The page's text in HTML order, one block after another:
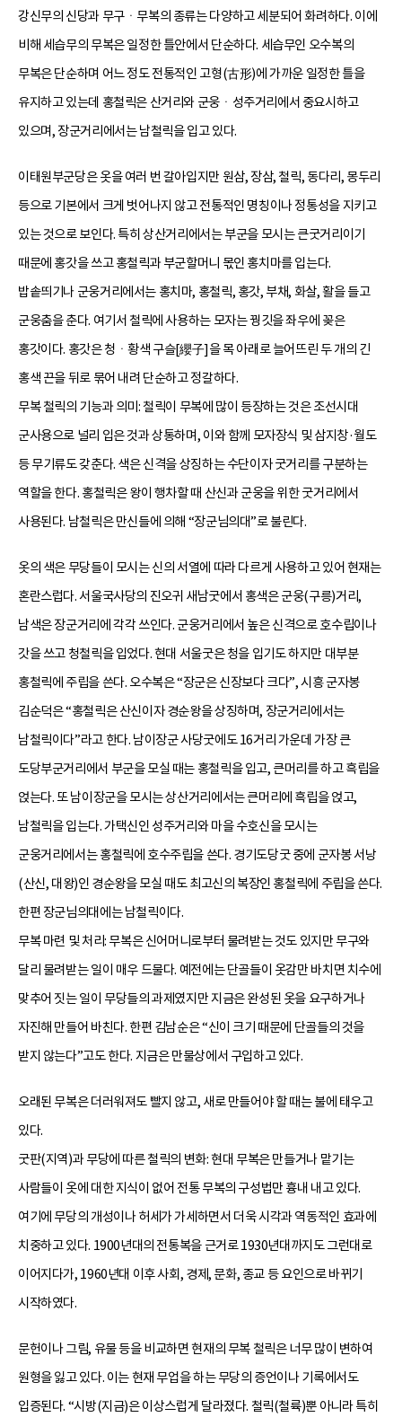
강신무의 신당과 무구ㆍ무복의 종류는 다양하고 세분되어 화려하다. 이에
비해 세습무의 무복은 일정한 틀안에서 단순하다. 세습무인 오수복의
무복은 단순하며 어느 정도 전통적인 고형(古形)에 가까운 일정한 틀을
유지하고 있는데 홍철릭은 산거리와 군웅ㆍ성주거리에서 중요시하고
있으며, 장군거리에서는 남철릭을 입고 있다.
이태원부군당은 옷을 여러 번 갈아입지만 원삼, 장삼, 철릭, 동다리, 몽두리
등으로 기본에서 크게 벗어나지 않고 전통적인 명칭이나 정통성을 지키고
있는 것으로 보인다. 특히 상산거리에서는 부군을 모시는 큰굿거리이기
때문에 홍갓을 쓰고 홍철릭과 부군할머니 몫인 홍치마를 입는다.
밥솥띄기나 군웅거리에서는 홍치마, 홍철릭, 홍갓, 부채, 화살, 활을 들고
군웅춤을 춘다. 여기서 철릭에 사용하는 모자는 꿩깃을 좌우에 꽂은
홍갓이다. 홍갓은 청ㆍ황색 구슬[纓子]을 목 아래로 늘어뜨린 두 개의 긴
홍색 끈을 뒤로 묶어 내려 단순하고 정갈하다.
무복 철릭의 기능과 의미: 철릭이 무복에 많이 등장하는 것은 조선시대
군사용으로 널리 입은 것과 상통하며, 이와 함께 모자장식 및 삼지창·월도
등 무기류도 갖춘다. 색은 신격을 상징하는 수단이자 굿거리를 구분하는
역할을 한다. 홍철릭은 왕이 행차할 때 산신과 군웅을 위한 굿거리에서
사용된다. 남철릭은 만신들에 의해 “장군님의대”로 불린다.
옷의 색은 무당들이 모시는 신의 서열에 따라 다르게 사용하고 있어 현재는
혼란스럽다. 서울국사당의 진오귀 새남굿에서 홍색은 군웅(구릉)거리,
남색은 장군거리에 각각 쓰인다. 군웅거리에서 높은 신격으로 호수립이나
갓을 쓰고 청철릭을 입었다. 현대 서울굿은 청을 입기도 하지만 대부분
홍철릭에 주립을 쓴다. 오수복은 “장군은 신장보다 크다”, 시흥 군자봉
김순덕은 “홍철릭은 산신이자 경순왕을 상징하며, 장군거리에서는
남철릭이다”라고 한다. 남이장군 사당굿에도 16거리 가운데 가장 큰
도당부군거리에서 부군을 모실 때는 홍철릭을 입고, 큰머리를 하고 흑립을
얹는다. 또 남이장군을 모시는 상산거리에서는 큰머리에 흑립을 얹고,
남철릭을 입는다. 가택신인 성주거리와 마을 수호신을 모시는
군웅거리에서는 홍철릭에 호수주립을 쓴다. 경기도당굿 중에 군자봉 서낭
(산신, 대왕)인 경순왕을 모실 때도 최고신의 복장인 홍철릭에 주립을 쓴다.
한편 장군님의대에는 남철릭이다.
무복 마련 및 처리: 무복은 신어머니로부터 물려받는 것도 있지만 무구와
달리 물려받는 일이 매우 드물다. 예전에는 단골들이 옷감만 바치면 치수에
맞추어 짓는 일이 무당들의 과제였지만 지금은 완성된 옷을 요구하거나
자진해 만들어 바친다. 한편 김남순은 “신이 크기 때문에 단골들의 것을
받지 않는다”고도 한다. 지금은 만물상에서 구입하고 있다.
오래된 무복은 더러워져도 빨지 않고, 새로 만들어야 할 때는 불에 태우고
있다.
굿판(지역)과 무당에 따른 철릭의 변화: 현대 무복은 만들거나 맡기는
사람들이 옷에 대한 지식이 없어 전통 무복의 구성법만 흉내 내고 있다.
여기에 무당의 개성이나 허세가 가세하면서 더욱 시각과 역동적인 효과에
치중하고 있다. 1900년대의 전통복을 근거로 1930년대까지도 그런대로
이어지다가, 1960년대 이후 사회, 경제, 문화, 종교 등 요인으로 바뀌기
시작하였다.
문헌이나 그림, 유물 등을 비교하면 현재의 무복 철릭은 너무 많이 변하여
원형을 잃고 있다. 이는 현재 무업을 하는 무당의 증언이나 기록에서도
입증된다. “시방(지금)은 이상스럽게 달라졌다. 철릭(철륙)뿐 아니라 특히